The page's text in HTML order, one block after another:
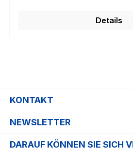
Details
KONTAKT
NEWSLETTER
DARAUF KÖNNEN SIE SICH